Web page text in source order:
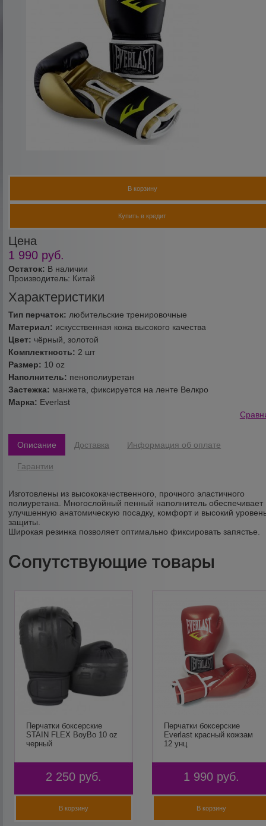
Остаток: В наличии
Производитель: Китай
Характеристики
Тип перчаток: любительские тренировочные
Материал: искусственная кожа высокого качества
Цвет: чёрный, золотой
Комплектность: 2 шт
Размер: 10 oz
Наполнитель: пенополиуретан
Застежка: манжета, фиксируется на ленте Велкро
Марка: Everlast
Цена
1 990 руб.
В корзину
Купить в кредит
Описание Доставка Информация об оплате
Гарантии
Изготовлены из высококачественного, прочного эластичного
полиуретана. Многослойный пенный наполнитель обеспечивает
улучшенную анатомическую посадку, комфорт и высокий
защиты.
Широкая резинка позволяет оптимально фиксировать запястье.
Сопутствующие товары
Перчатки боксерские
STAIN FLEX BoyBo 10 oz
черный
2 250 руб.
В корзину
Перчатки боксерские
Everlast красный кожзам
12 унц
1 990 руб.
В корзину